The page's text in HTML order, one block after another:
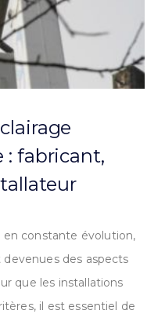
: fabricant,
en constante évolution,
des aspects
que les installations
il est essentiel de